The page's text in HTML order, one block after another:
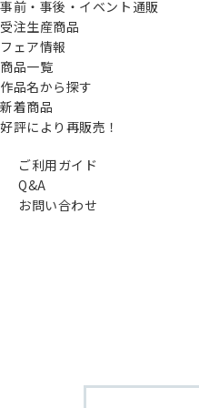
事前・事後・イベント通販
受注生産商品
フェア情報
商品一覧
作品名から探す
新着商品
好評により再販売！
ご利用ガイド
Q&A
お問い合わせ